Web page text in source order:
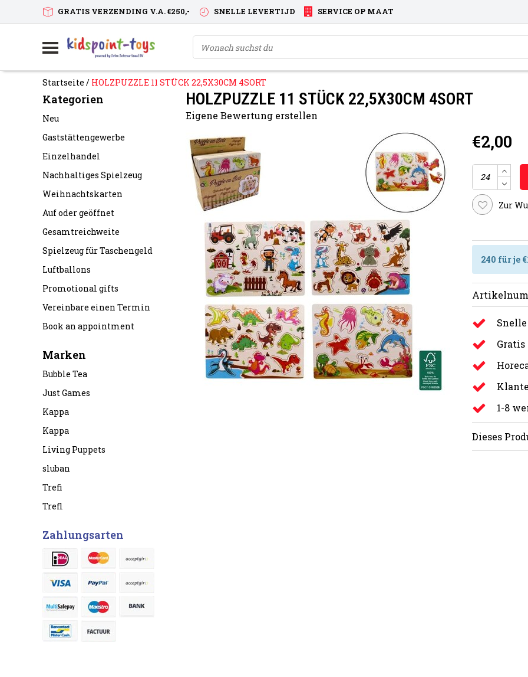
GRATIS VERZENDING V.A. €250,- SNELLE LEVERTIJD SERVICE OP MAAT
Startseite / HOLZPUZZLE 11 STÜCK 22,5X30CM 4SORT
Kategorien
Neu
Gaststättengewerbe
Einzelhandel
Nachhaltiges Spielzeug
Weihnachtskarten
Auf oder geöffnet
Gesamtreichweite
Spielzeug für Taschengeld
Luftballons
Promotional gifts
Vereinbare einen Termin
Book an appointment
Marken
Bubble Tea
Just Games
Kappa
Kappa
Living Puppets
sluban
Trefi
Trefl
Zahlungsarten
HOLZPUZZLE 11 STÜCK 22,5X30CM 4SORT
Eigene Bewertung erstellen
€2,00
Zur
240 für je
Gratis
1-8
Dieses